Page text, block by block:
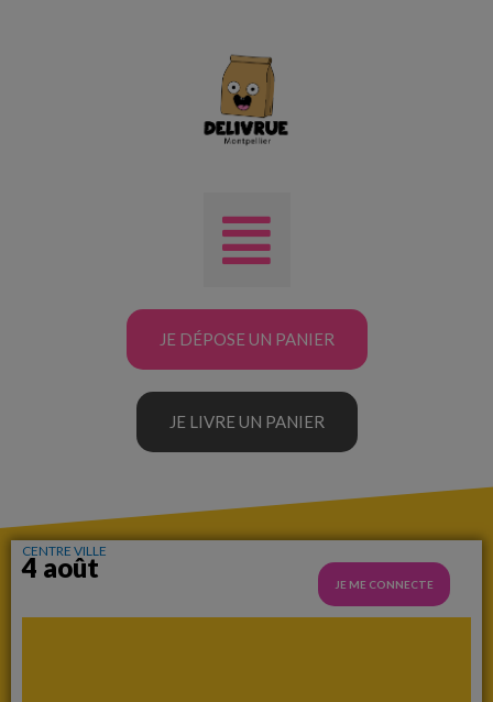
JE DÉPOSE UN PANIER
JE LIVRE UN PANIER
CENTRE VILLE
4 août
JE ME CONNECTE